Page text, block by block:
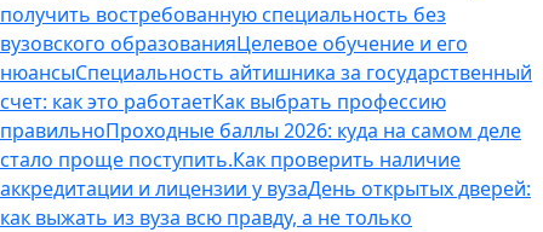
получить востребованную специальность без
вузовского образованияЦелевое обучение и его
нюансыСпециальность айтишника за государственный
счет: как это работаетКак выбрать профессию
правильноПроходные баллы 2026: куда на самом деле
стало проще поступить.Как проверить наличие
аккредитации и лицензии у вузаДень открытых дверей:
как выжать из вуза всю правду, а не только